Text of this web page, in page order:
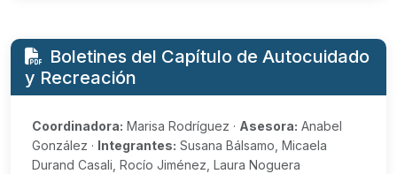
Boletines del Capítulo de Autocuidado
y Recreación
Coordinadora: Marisa Rodríguez · Asesora: Anabel
González · Integrantes: Susana Bálsamo, Micaela
Durand Casali, Rocío Jiménez, Laura Noguera